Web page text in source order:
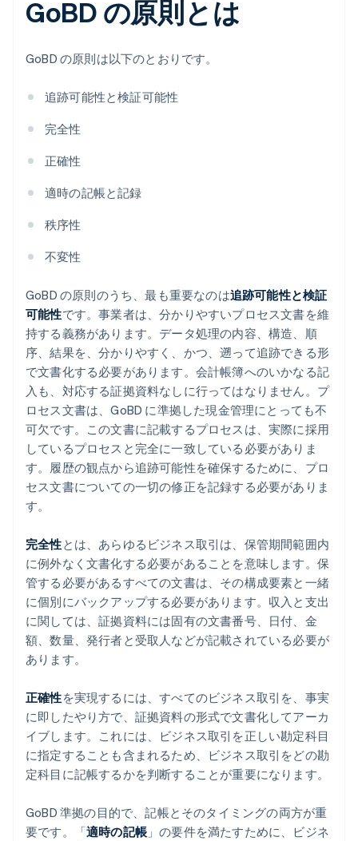
GoBD の原則とは
GoBD の原則は以下のとおりです。
追跡可能性と検証可能性
完全性
正確性
適時の記帳と記録
秩序性
不変性
GoBD の原則のうち、最も重要なのは追跡可能性と検証
可能性です。事業者は、分かりやすいプロセス文書を維
持する義務があります。データ処理の内容、構造、順
序、結果を、分かりやすく、かつ、遡って追跡できる形
で文書化する必要があります。会計帳簿へのいかなる記
入も、対応する証拠資料なしに行ってはなりません。プ
ロセス文書は、GoBD に準拠した現金管理にとっても不
可欠です。この文書に記載するプロセスは、実際に採用
しているプロセスと完全に一致している必要がありま
す。履歴の観点から追跡可能性を確保するために、プロ
セス文書についての一切の修正を記録する必要がありま
す。
完全性とは、あらゆるビジネス取引は、保管期間範囲内
に例外なく文書化する必要があることを意味します。保
管する必要があるすべての文書は、その構成要素と一緒
に個別にバックアップする必要があります。収入と支出
に関しては、証拠資料には固有の文書番号、日付、金
額、数量、発行者と受取人などが記載されている必要が
あります。
正確性を実現するには、すべてのビジネス取引を、事実
に即したやり方で、証拠資料の形式で文書化してアーカ
イブします。これには、ビジネス取引を正しい勘定科目
に指定することも含まれるため、ビジネス取引をどの勘
定科目に記帳するかを判断することが重要になります。
GoBD 準拠の目的で、記帳とそのタイミングの両方が重
要です。「適時の記帳 」の要件を満たすために、ビジネ